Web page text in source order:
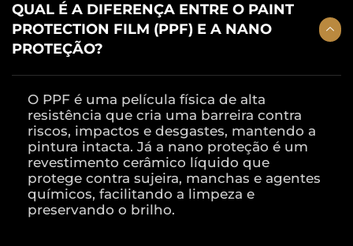
QUAL É A DIFERENÇA ENTRE O PAINT
PROTECTION FILM (PPF) E A NANO
PROTEÇÃO?
O PPF é uma película física de alta
resistência que cria uma barreira contra
riscos, impactos e desgastes, mantendo a
pintura intacta. Já a nano proteção é um
revestimento cerâmico líquido que
protege contra sujeira, manchas e agentes
químicos, facilitando a limpeza e
preservando o brilho.